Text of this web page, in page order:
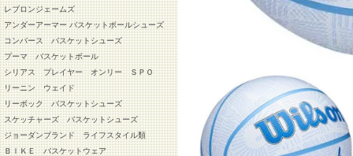
レブロンジェームズ
アンダーアーマー バスケットボールシューズ
コンバース バスケットシューズ
プーマ バスケットボール
シリアス プレイヤー オンリー ＳＰＯ
リーニン ウェイド
リーボック バスケットシューズ
スケッチャーズ バスケットシューズ
ジョーダンブランド ライフスタイル類
ＢＩＫＥ バスケットウェア